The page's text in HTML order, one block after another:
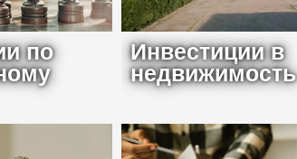
по
Инвестиции в
недвижимость